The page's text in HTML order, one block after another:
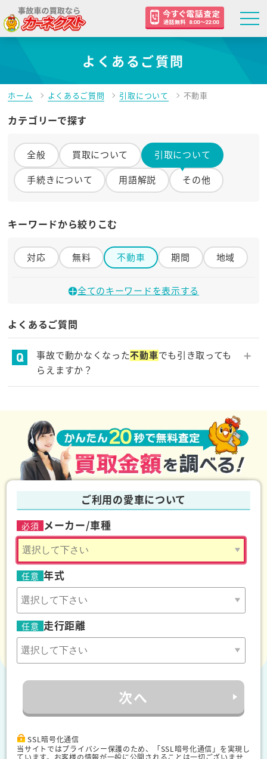
よくあるご質問
ホーム よくあるご質問 引取について 不動車
カテゴリーで探す
全般 買取について
引取について
手続きについて
用語解説 その他
キーワードから絞りこむ
対応 無料 不動車 期間 地域
対応 地域
不動車
ま行
全てのキーワードを表示する
よくあるご質問
事故で動かなくなった不動車でも引き取っても
らえますか？
込み・お手続き・お引き取り、解体、廃車手付の完了
に至るまで、全て無料で廃車サービスを提供しており
ます。
ご利用の愛車について
必須 メーカー/車種
任意 年式
任意 走行距離
次へ
SSL暗号化通信
当サイトではプライバシー保護のため、「SSL暗号化通信」を実現し
ています。お客様の情報が一般に公開されることは一切ございませ